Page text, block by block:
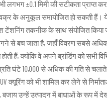
लगभग ±0.1 मिमी की सटीकता
वक्र के अनुकूल समायोजित हो सकती
टेंशनिंग तकनीक के साथ संयोजित किया
से बच जाता है, जहाँ विवरण सबसे
होती हैं, क्योंकि वे अपने ब्रांडिंग को
घंटे 10,000 से अधिक की गति से
क्यूरिंग को भी शामिल कर लेने से
है, बजाय उन्हें उत्पादन में बाधाओं के रूप में